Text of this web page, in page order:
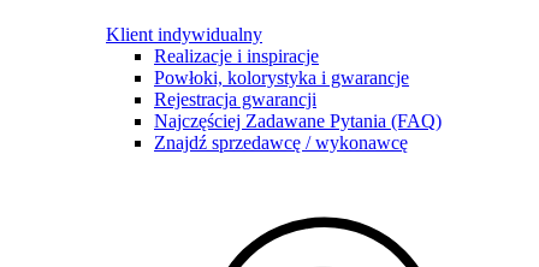
Klient indywidualny
Realizacje i inspiracje
Powłoki, kolorystyka i gwarancje
Rejestracja gwarancji
Najczęściej Zadawane Pytania (FAQ)
Znajdź sprzedawcę / wykonawcę